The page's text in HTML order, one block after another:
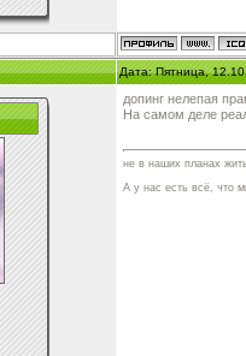
Дата: Пятница,
допинг нелепая
На самом деле
не в наших планах
А у нас есть всё, что